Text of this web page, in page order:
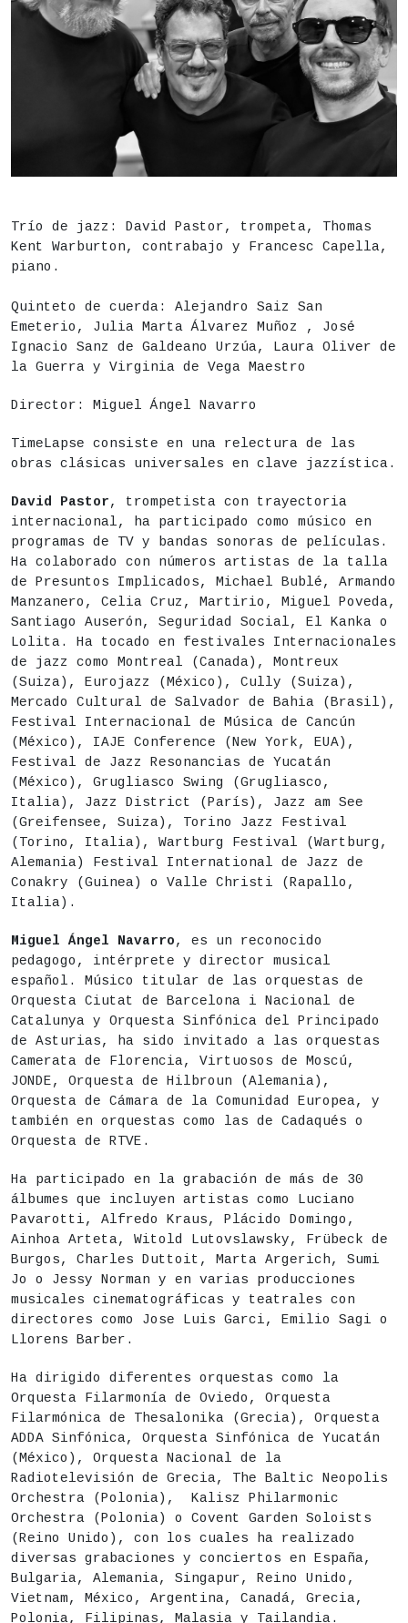
Duración aproximada: 70 minutos
Lugar
Instituto de Educación Secundaria (IES) San
Precio
15€
ENTRADAS
Trío de jazz: David Pastor, trompeta, Thomas
Kent Warburton, contrabajo y Francesc Capella,
piano.
Quinteto de cuerda: Alejandro Saiz San
Emeterio, Julia Marta Álvarez Muñoz , José
Ignacio Sanz de Galdeano Urzúa, Laura Oliver de
la Guerra y Virginia de Vega Maestro
Director: Miguel Ángel Navarro
TimeLapse consiste en una relectura de las
obras clásicas universales en clave jazzística.
David Pastor, trompetista con trayectoria
internacional, ha participado como músico en
programas de TV y bandas sonoras de películas.
Ha colaborado con números artistas de la talla
de Presuntos Implicados, Michael Bublé, Armando
Manzanero, Celia Cruz, Martirio, Miguel Poveda,
Santiago Auserón, Seguridad Social, El Kanka o
Lolita. Ha tocado en festivales Internacionales
de jazz como Montreal (Canada), Montreux
(Suiza), Eurojazz (México), Cully (Suiza),
Mercado Cultural de Salvador de Bahia (Brasil),
Festival Internacional de Música de Cancún
(México), IAJE Conference (New York, EUA),
Festival de Jazz Resonancias de Yucatán
(México), Grugliasco Swing (Grugliasco,
Italia), Jazz District (París), Jazz am See
(Greifensee, Suiza), Torino Jazz Festival
(Torino, Italia), Wartburg Festival (Wartburg,
Alemania) Festival International de Jazz de
Conakry (Guinea) o Valle Christi (Rapallo,
Italia).
Miguel Ángel Navarro, es un reconocido
pedagogo, intérprete y director musical
español. Músico titular de las orquestas de
Orquesta Ciutat de Barcelona i Nacional de
Catalunya y Orquesta Sinfónica del Principado
de Asturias, ha sido invitado a las orquestas
Camerata de Florencia, Virtuosos de Moscú,
JONDE, Orquesta de Hilbroun (Alemania),
Orquesta de Cámara de la Comunidad Europea, y
también en orquestas como las de Cadaqués o
Orquesta de RTVE.
Ha participado en la grabación de más de 30
álbumes que incluyen artistas como Luciano
Pavarotti, Alfredo Kraus, Plácido Domingo,
Ainhoa Arteta, Witold Lutovslawsky, Frübeck de
Burgos, Charles Duttoit, Marta Argerich, Sumi
Jo o Jessy Norman y en varias producciones
musicales cinematográficas y teatrales con
directores como Jose Luis Garci, Emilio Sagi o
Llorens Barber.
Ha dirigido diferentes orquestas como la
Orquesta Filarmonía de Oviedo, Orquesta
Filarmónica de Thesalonika (Grecia), Orquesta
ADDA Sinfónica, Orquesta Sinfónica de Yucatán
(México), Orquesta Nacional de la
Radiotelevisión de Grecia, The Baltic Neopolis
Orchestra (Polonia), Kalisz Philarmonic
Orchestra (Polonia) o Covent Garden Soloists
(Reino Unido), con los cuales ha realizado
diversas grabaciones y conciertos en España,
Bulgaria, Alemania, Singapur, Reino Unido,
Vietnam, México, Argentina, Canadá, Grecia,
Polonia, Filipinas, Malasia y Tailandia.